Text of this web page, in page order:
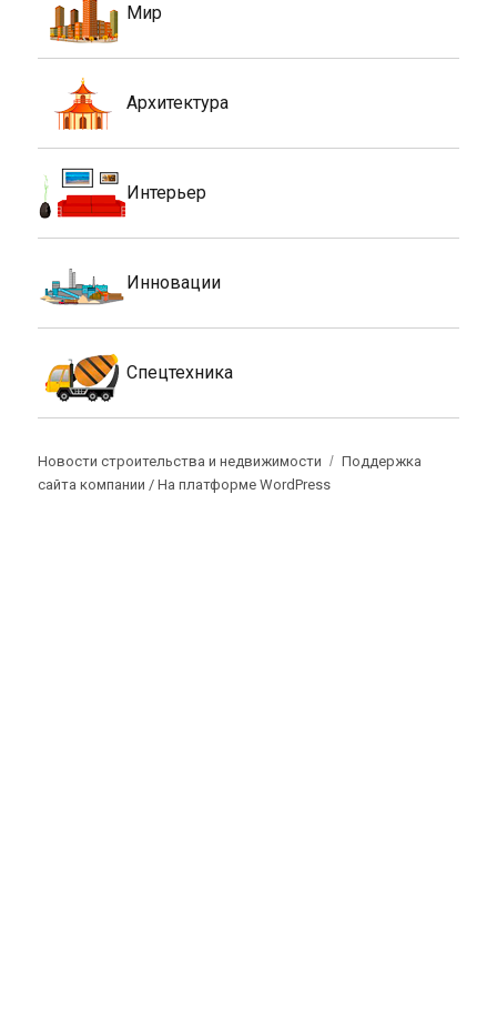
Мир
Архитектура
Интерьер
Инновации
Спецтехника
Новости строительства и недвижимости
Поддержка
сайта компании /На платформе WordPress